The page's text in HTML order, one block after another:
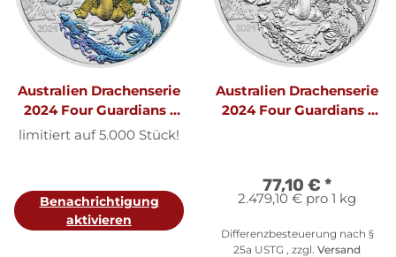
Australien Drachenserie
2024 Four Guardians 1
oz Silber | Coloriert I
limitiert auf 5.000 Stück!
Benachrichtigung
aktivieren
Australien Drachenserie
2024 Four Guardians 1
77,10 € *
2.479,10 € pro 1 kg
Differenzbesteuerung nach §
25a USTG , zzgl. Versand